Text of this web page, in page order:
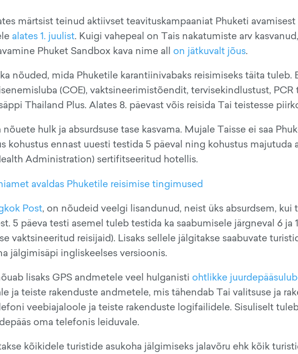
märtsist teinud aktiivset teavituskampaaniat Phuketi avamisest
alates 1. juulist. Kuigi vahepeal on Tais nakatumiste arv
Phuket Sandbox kava nime all on jätkuvalt jõus.
nõuded, mida Phuketile karantiinivabaks reisimiseks täita tuleb.
(COE), vaktsineerimistõendit, tervisekindlustust, PCR
Thailand Plus. Alates 8. päevast võis reisida Tai teistesse
hulk ja absurdsuse tase kasvama. Mujale Taisse ei saa
kohustus ennast uuesti testida 5 päeval ning kohustus majutuda
Administration) sertifitseeritud hotellis.
avaldas Phuketile reisimise tingimused
Post, on nõudeid veelgi lisandunud, neist üks absurdsem, kui
5 päeva testi asemel tuleb testida ka saabumisele järgneval 6 ja
vaktsineeritud reisijaid). Lisaks sellele jälgitakse saabuvate
jälgimisäpi ingliskeelses versioonis.
lisaks GPS andmetele veel hulganisti ohtlikke
ja teiste rakenduste andmetele, mis tähendab Tai valitsuse ja
veebiajaloole ja teiste rakenduste logifailidele. Sisuliselt
oma telefonis leiduvale.
kõikidele turistide asukoha jälgimiseks jalavõru ehk kõik